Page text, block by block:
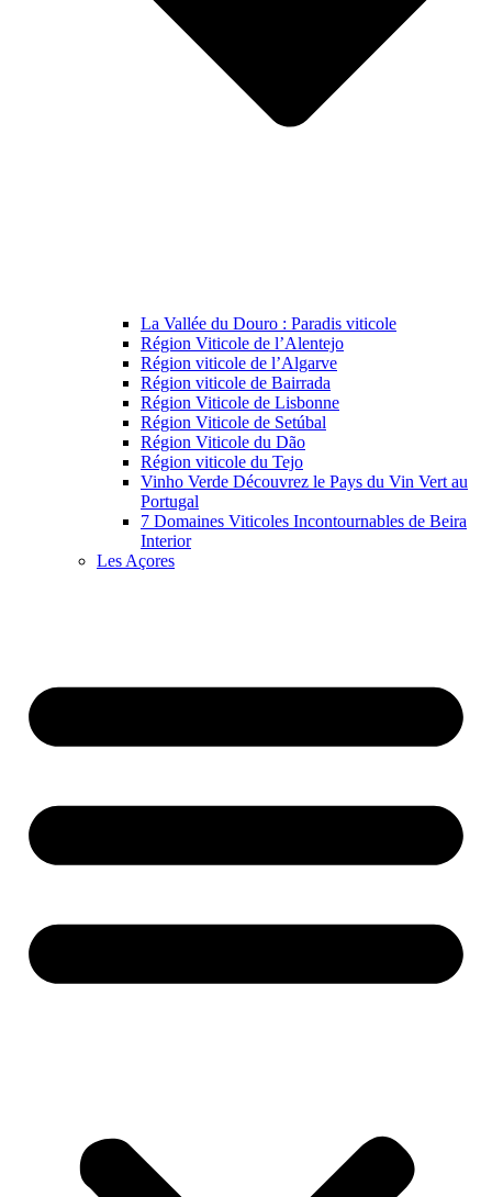
La Vallée du Douro : Paradis viticole
Région Viticole de l’Alentejo
Région viticole de l’Algarve
Région viticole de Bairrada
Région Viticole de Lisbonne
Région Viticole de Setúbal
Région Viticole du Dão
Région viticole du Tejo
Vinho Verde Découvrez le Pays du Vin Vert au
Portugal
7 Domaines Viticoles Incontournables de Beira
Interior
Les Açores